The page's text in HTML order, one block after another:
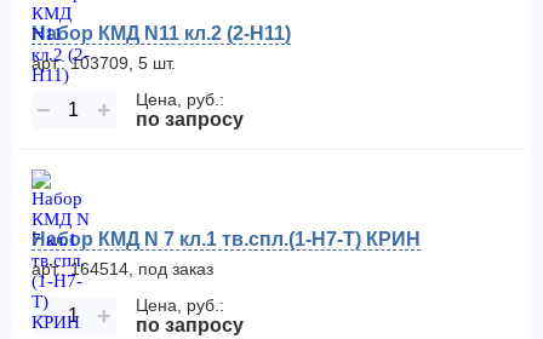
Набор КМД N11 кл.2 (2-Н11)
арт.: 103709, 5 шт.
− + Цена, руб.:
по запросу
Набор КМД N 7 кл.1 тв.спл.(1-Н7-Т) КРИН
арт.: 164514, под заказ
− + Цена, руб.:
по запросу